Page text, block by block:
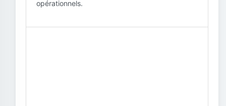
opérationnels.